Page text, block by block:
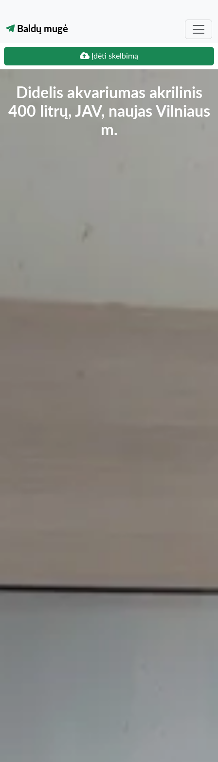
Baldų mugė
Įdėti skelbimą
Didelis akvariumas akrilinis
400 litrų, JAV, naujas Vilniaus
m.